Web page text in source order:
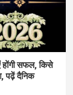
होंगी सफल, किसे
पढ़ें दैनिक